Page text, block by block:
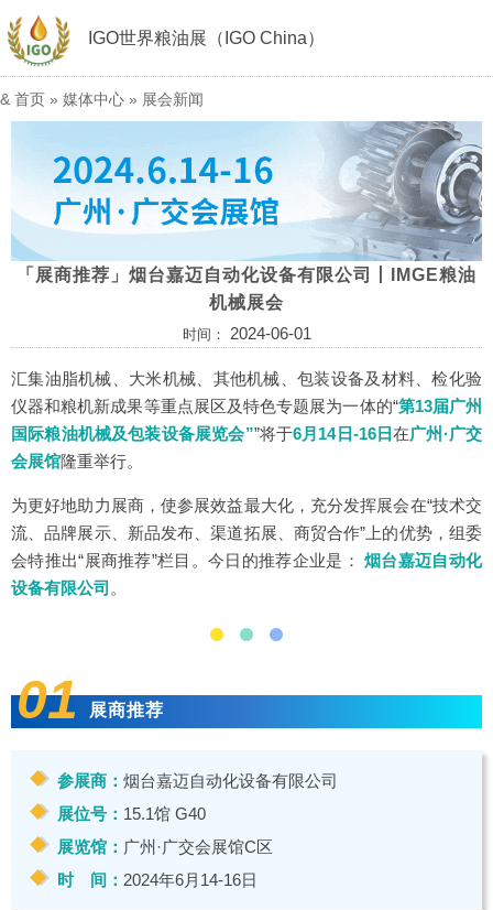
IGO世界粮油展（IGO China）
& 首页 » 媒体中心 » 展会新闻
「展商推荐」烟台嘉迈自动化设备有限公司丨IMGE粮油
机械展会
时间： 2024-06-01
汇集油脂机械、大米机械、其他机械、包装设备及材料、检化验
仪器和粮机新成果等重点展区及特色专题展为一体的“第13届广州
国际粮油机械及包装设备展览会””将于6月14日-16日在广州·广交
会展馆隆重举行。
为更好地助力展商，使参展效益最大化，充分发挥展会在“技术交
流、品牌展示、新品发布、渠道拓展、商贸合作”上的优势，组委
会特推出“展商推荐”栏目。今日的推荐企业是：烟台嘉迈自动化
设备有限公司 。
01 展商推荐
参展商： 烟台嘉迈自动化设备有限公司
展位号： 15.1馆 G40
展览馆： 广州·广交会展馆C区
时 间： 2024年6月14-16日